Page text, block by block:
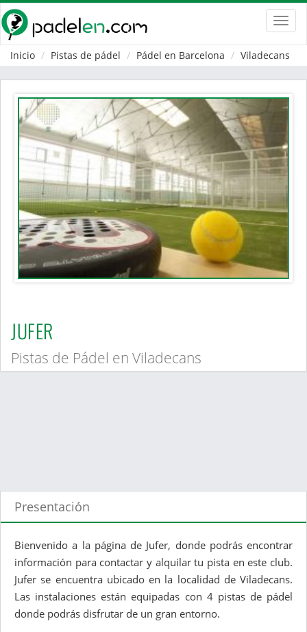
Inicio
Pistas de pádel Pádel en Barcelona Viladecans
JUFER
Pistas de Pádel en Viladecans
Presentación
Bienvenido a la página de Jufer, donde podrás encontrar
información para contactar y alquilar tu pista en este club.
Jufer se encuentra ubicado en la localidad de Viladecans.
Las instalaciones están equipadas con 4 pistas de pádel
donde podrás disfrutar de un gran entorno.